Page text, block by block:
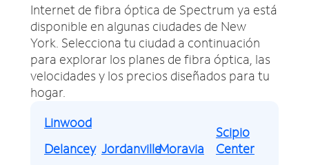
Internet de fibra óptica de Spectrum ya está
disponible en algunas ciudades de New
York. Selecciona tu ciudad a continuación
para explorar los planes de fibra óptica, las
velocidades y los precios diseñados para tu
hogar.
Linwood
Delancey JordanvilleMoravia
Scipio
Center